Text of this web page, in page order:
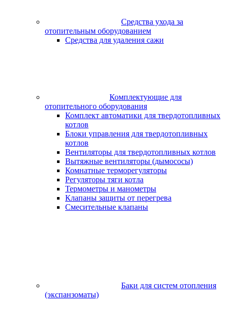
Средства ухода за
отопительным оборудованием
Средства для удаления сажи
Комплектующие для
отопительного оборудования
Комплект автоматики для твердотопливных
котлов
Блоки управления для твердотопливных
котлов
Вентиляторы для твердотопливных котлов
Вытяжные вентиляторы (дымососы)
Комнатные терморегуляторы
Регуляторы тяги котла
Термометры и манометры
Клапаны защиты от перегрева
Смесительные клапаны
Баки для систем отопления
(экспанзоматы)